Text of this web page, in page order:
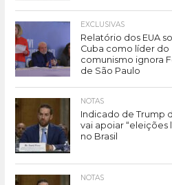
EXCLUSIVAS
Relatório dos EUA
Cuba como líder do
comunismo ignora
de São Paulo
NOTAS
Indicado de Trump
vai apoiar “eleições
no Brasil
NOTAS